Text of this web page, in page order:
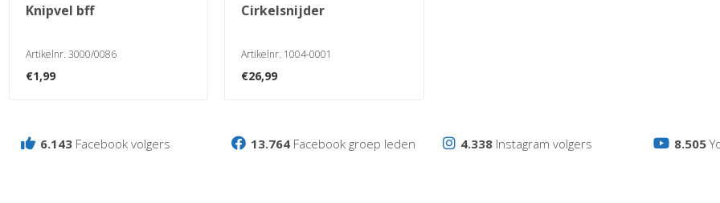
knipvel bff
Artikelnr. 3000/0086
€1,99
cirkelsnijder
Artikelnr. 1004-0001
€26,99
6.143 Facebook volgers 13.764 Facebook groep leden 4.338Instagram volgers 8.505